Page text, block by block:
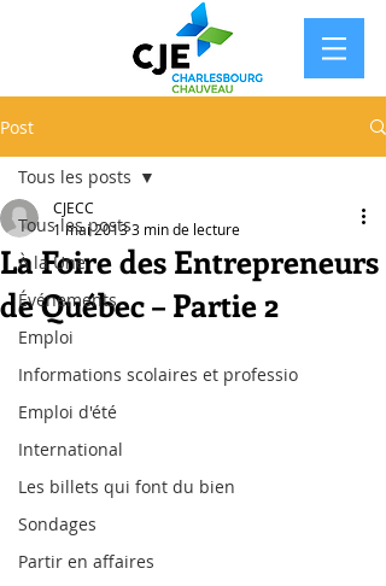
Post
Tous les posts
À la Une
Événements
Emploi
Informations scolaires et professio
Emploi d'été
International
Les billets qui font du bien
Sondages
Partir en affaires
Tous les posts
La Foire des Entrepreneurs
de Québec – Partie 2
CJECC
1 mai 20133 min de lecture